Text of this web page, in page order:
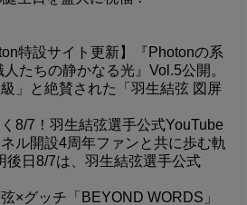
特設サイト更新】『Photonの系
人たちの静かなる光』Vol.5公開。
級」と絶賛された「羽生結弦 図屏
深掘り。
8/7！羽生結弦選手公式YouTube
ル開設4周年ファンと共に歩む軌
後日8/7は、羽生結弦選手公式
です！これまで素晴らしい演技
×グッチ「BEYOND WORDS」